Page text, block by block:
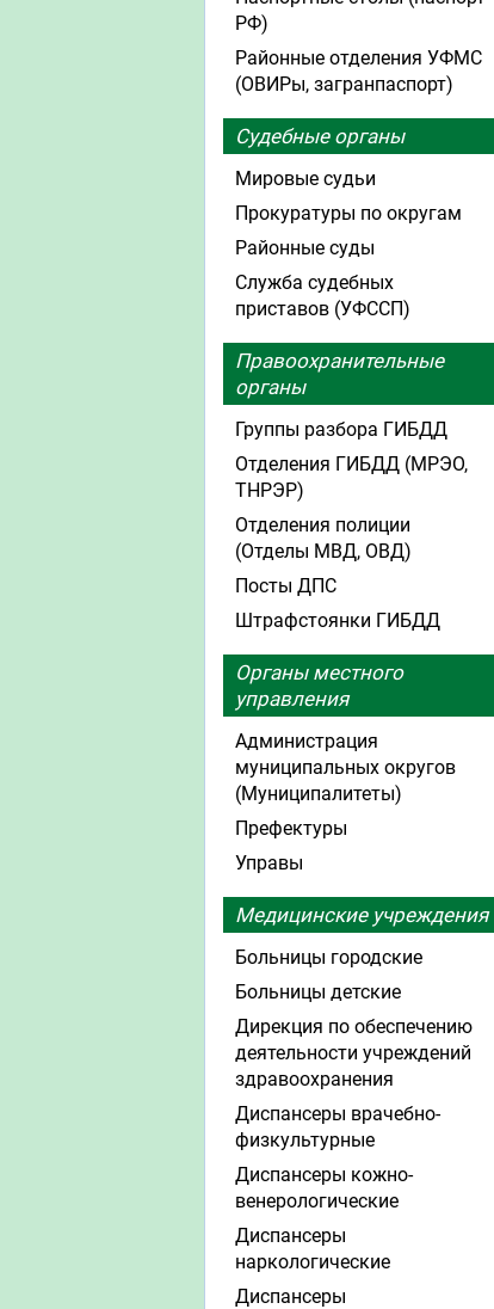
РФ)
Районные отделения УФМС
(ОВИРы, загранпаспорт)
Судебные органы
Мировые судьи
Прокуратуры по округам
Районные суды
Служба судебных
приставов (УФССП)
Правоохранительные
органы
Группы разбора ГИБДД
Отделения ГИБДД (МРЭО,
ТНРЭР)
Отделения полиции
(Отделы МВД, ОВД)
Посты ДПС
Штрафстоянки ГИБДД
Органы местного
управления
Администрация
муниципальных округов
(Муниципалитеты)
Префектуры
Управы
Медицинские учреждения
Больницы городские
Больницы детские
Дирекция по обеспечению
деятельности учреждений
здравоохранения
Диспансеры врачебно-
физкультурные
Диспансеры кожно-
венерологические
Диспансеры
наркологические
Диспансеры